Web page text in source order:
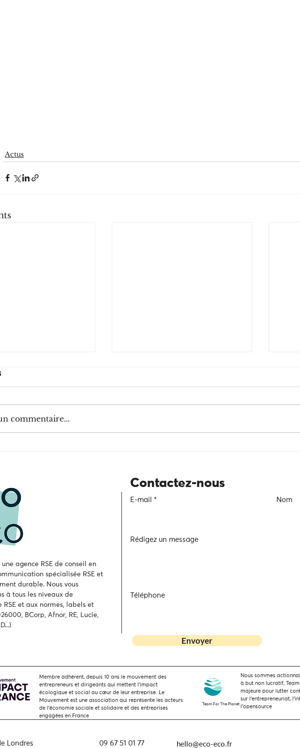
Actus
commentaire...
une agence RSE de conseil en
spécialisée RSE et
durable. Nous vous
à tous les niveaux de
RSE et aux normes, labels et
BCorp, Afnor, RE, Lucie,
Contactez-nous
E-mail Nom
Rédigez un message
Téléphone
Envoyer
Membre adhérent, depuis 10 ans le mouvement des
entrepreneurs et dirigeants qui mettent l’impact
écologique et social au cœur de leur entreprise. Le
Mouvement est une association qui représente les acteurs
de l'économie sociale et solidaire et des entreprises
engagées en France
Nous sommes
à but non lucratif,
majeure pour lutter
sur l'entrepreneuriat,
l'opensource
Team For The Planet
Londres 09 67 51 01 77 hello@eco-eco.fr